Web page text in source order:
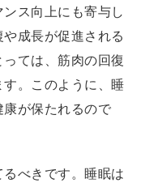
ス向上にも寄与し
成長が促進される
ては、筋肉の回復
。このように、睡
が保たれるので
べきです。睡眠は